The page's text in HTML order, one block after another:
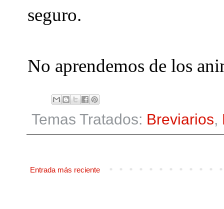
seguro.
No aprendemos de los
Temas Tratados: Breviarios,
Entrada más reciente